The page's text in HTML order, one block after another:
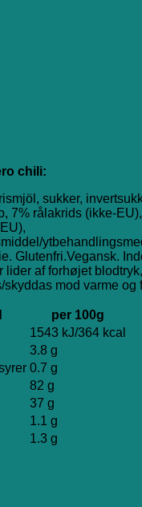
chili:
sukker,
7% rålakrids (ikke-
Glutenfri.Vegansk.
lider af forhøjet
skyddas mod varme og
per 100g
1543 kJ/364 kcal
3.8 g
0.7 g
82 g
37 g
1.1 g
1.3 g